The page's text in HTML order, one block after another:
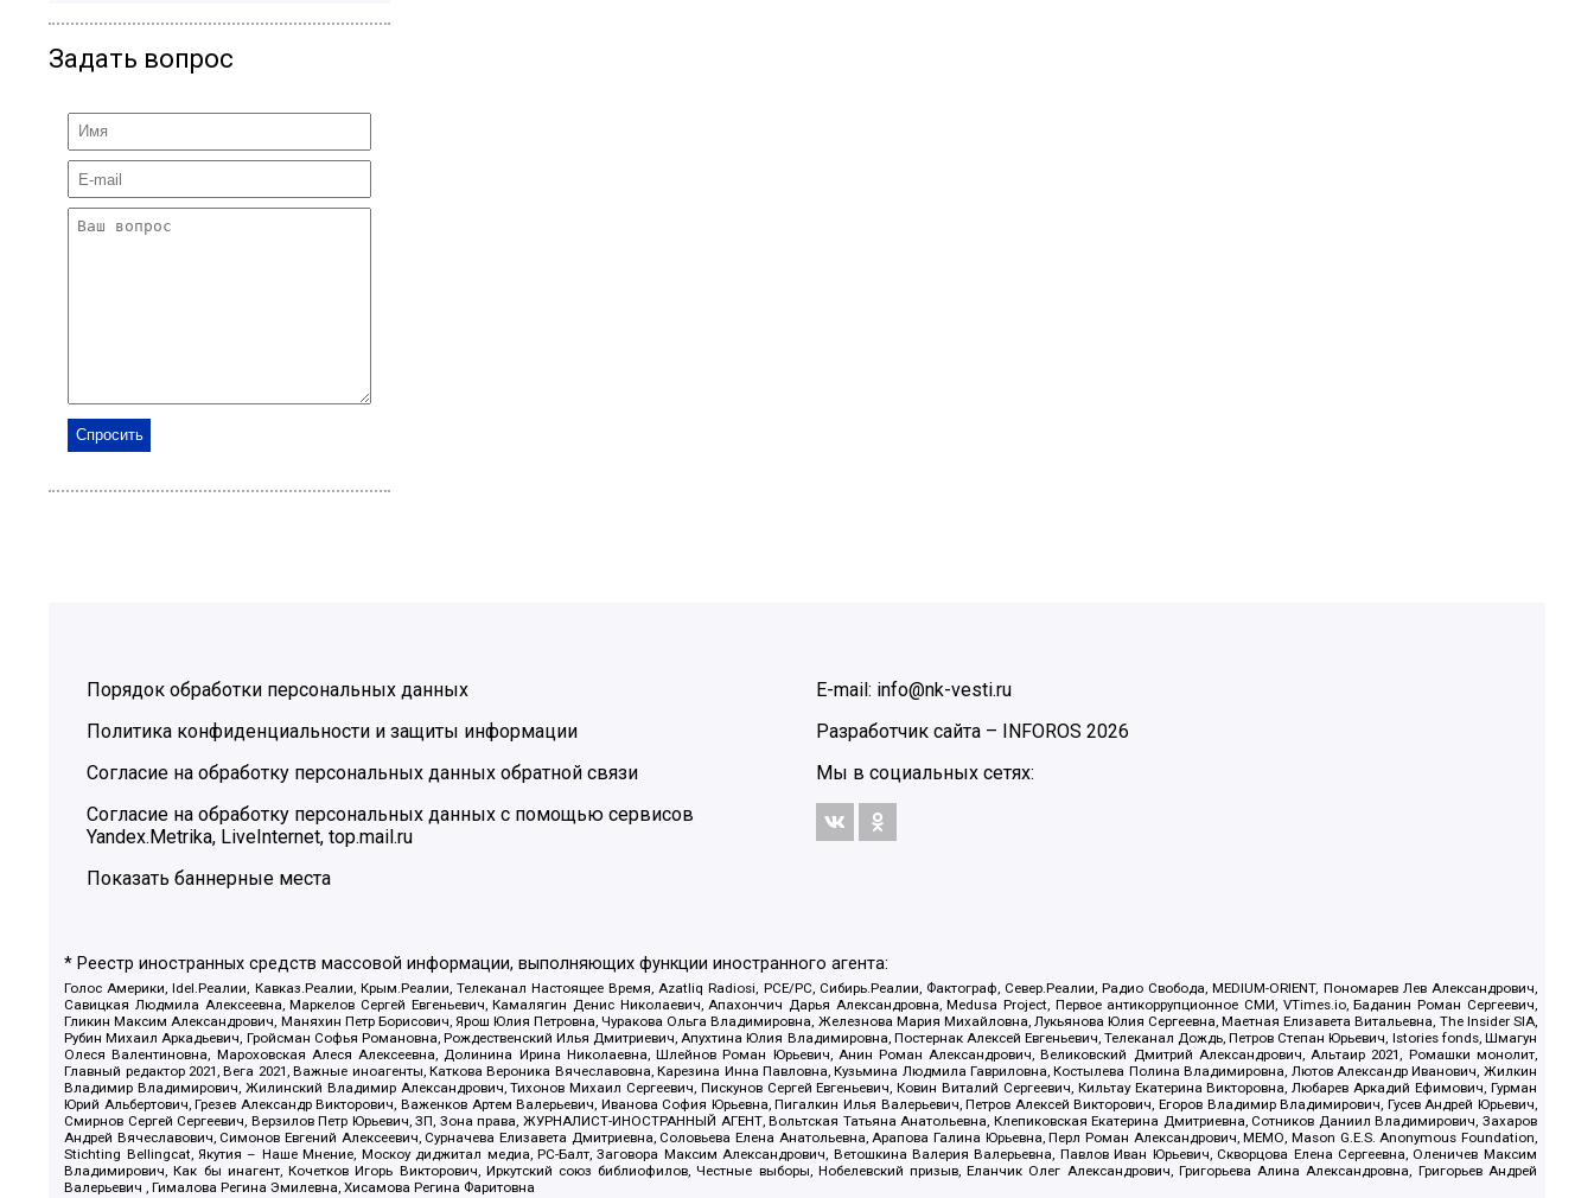
Задать вопрос
Порядок обработки персональных данных
Политика конфиденциальности и защиты информации
Согласие на обработку персональных данных обратной связи
Согласие на обработку персональных данных с помощью сервисов
Yandex.Metrika, LiveInternet, top.mail.ru
Показать баннерные места
E-mail: info@nk-vesti.ru
Разработчик сайта – INFOROS 2026
Мы в социальных сетях:
* Реестр иностранных средств массовой информации, выполняющих функции иностранного агента:
Голос Америки, Idel.Реалии, Кавказ.Реалии, Крым.Реалии, Телеканал Настоящее Время, Azatliq Radiosi, PCE/PC, Сибирь.Реалии, Фактограф, Север.Реалии, Радио Свобода, MEDIUM-ORIENT, Пономарев Лев Александрович,
Савицкая Людмила Алексеевна, Маркелов Сергей Евгеньевич, Камалягин Денис Николаевич, Апахончич Дарья Александровна, Medusa Project, Первое антикоррупционное СМИ, VTimes.io, Баданин Роман Сергеевич,
Гликин Максим Александрович, Маняхин Петр Борисович, Ярош Юлия Петровна, Чуракова Ольга Владимировна, Железнова Мария Михайловна, Лукьянова Юлия Сергеевна, Маетная Елизавета Витальевна, The Insider SIA,
Рубин Михаил Аркадьевич, Гройсман Софья Романовна, Рождественский Илья Дмитриевич, Апухтина Юлия Владимировна, Постернак Алексей Евгеньевич, Телеканал Дождь, Петров Степан Юрьевич, Istories fonds, Шмагун
Олеся Валентиновна, Мароховская Алеся Алексеевна, Долинина Ирина Николаевна, Шлейнов Роман Юрьевич, Анин Роман Александрович, Великовский Дмитрий Александрович, Альтаир 2021, Ромашки монолит,
Главный редактор 2021, Вега 2021, Важные иноагенты, Каткова Вероника Вячеславовна, Карезина Инна Павловна, Кузьмина Людмила Гавриловна, Костылева Полина Владимировна, Лютов Александр Иванович, Жилкин
Владимир Владимирович, Жилинский Владимир Александрович, Тихонов Михаил Сергеевич, Пискунов Сергей Евгеньевич, Ковин Виталий Сергеевич, Кильтау Екатерина Викторовна, Любарев Аркадий Ефимович, Гурман
Юрий Альбертович, Грезев Александр Викторович, Важенков Артем Валерьевич, Иванова София Юрьевна, Пигалкин Илья Валерьевич, Петров Алексей Викторович, Егоров Владимир Владимирович, Гусев Андрей Юрьевич,
Смирнов Сергей Сергеевич, Верзилов Петр Юрьевич, ЗП, Зона права, ЖУРНАЛИСТ-ИНОСТРАННЫЙ АГЕНТ, Вольтская Татьяна Анатольевна, Клепиковская Екатерина Дмитриевна, Сотников Даниил Владимирович, Захаров
Андрей Вячеславович, Симонов Евгений Алексеевич, Сурначева Елизавета Дмитриевна, Соловьева Елена Анатольевна, Арапова Галина Юрьевна, Перл Роман Александрович, МЕМО, Mason G.E.S. Anonymous Foundation,
Stichting Bellingcat, Якутия – Наше Мнение, Москоу диджитал медиа, РС-Балт, Заговора Максим Александрович, Ветошкина Валерия Валерьевна, Павлов Иван Юрьевич, Скворцова Елена Сергеевна, Оленичев Максим
Владимирович, Как бы инагент, Кочетков Игорь Викторович, Иркутский союз библиофилов, Честные выборы, Нобелевский призыв, Еланчик Олег Александрович, Григорьева Алина Александровна, Григорьев Андрей
Валерьевич , Гималова Регина Эмилевна, Хисамова Регина Фаритовна